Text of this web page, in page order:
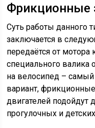
Фрикционные
Суть работы данного
заключается в
передаётся от мотора
специального валика
на велосипед –
вариант,
двигателей подойдут
прогулочных и